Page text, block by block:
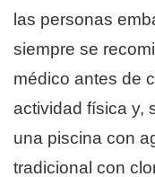
las personas
siempre se
médico antes de
actividad física y,
una piscina con
tradicional con